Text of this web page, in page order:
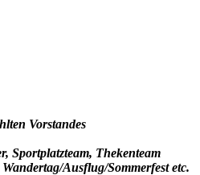
Vorstandes
Sportplatzteam, Thekenteam
Ausflug/Sommerfest etc.